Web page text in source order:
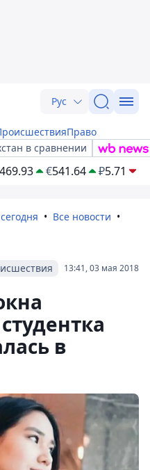
Рус
Право
в сравнении
469.93 €541.64 ₽5.71
Все новости
13:41, 03 мая 2018
в